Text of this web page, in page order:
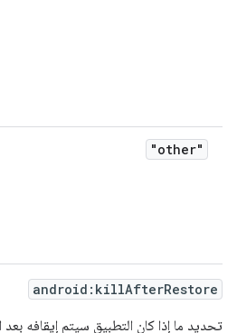
"other"
android:killAfterRestore
تحديد ما إذا كان التطبيق سيتم إيقافه بعد